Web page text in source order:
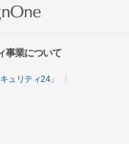
事業について
ュリティ24」